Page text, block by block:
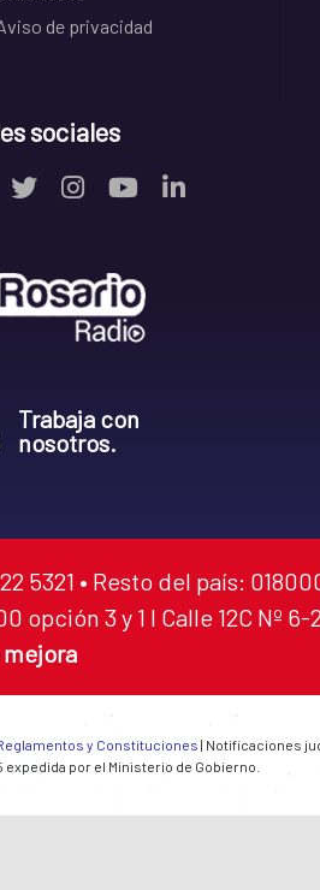
de privacidad
sociales
Trabaja con
nosotros.
5321 • Resto del país:
opción 3 y 1 I Calle 12C Nº
y Constituciones | Notificaciones
por el Ministerio de Gobierno.